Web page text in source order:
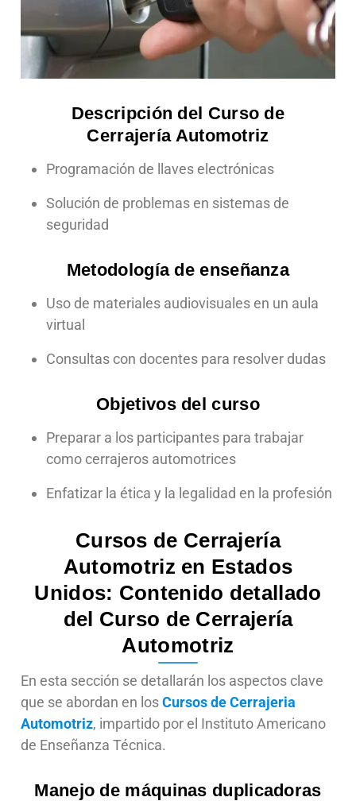
Descripción del Curso de
Cerrajería Automotriz
Programación de llaves electrónicas
Solución de problemas en sistemas de
seguridad
Metodología de enseñanza
Uso de materiales audiovisuales en un aula
virtual
Consultas con docentes para resolver dudas
Objetivos del curso
Preparar a los participantes para trabajar
como cerrajeros automotrices
Enfatizar la ética y la legalidad en la profesión
Cursos de Cerrajería
Automotriz en Estados
Unidos: Contenido detallado
del Curso de Cerrajería
Automotriz
En esta sección se detallarán los aspectos clave
que se abordan en losCursos de Cerrajeria
Automotriz, impartido por el Instituto Americano
de Enseñanza Técnica.
Manejo de máquinas duplicadoras